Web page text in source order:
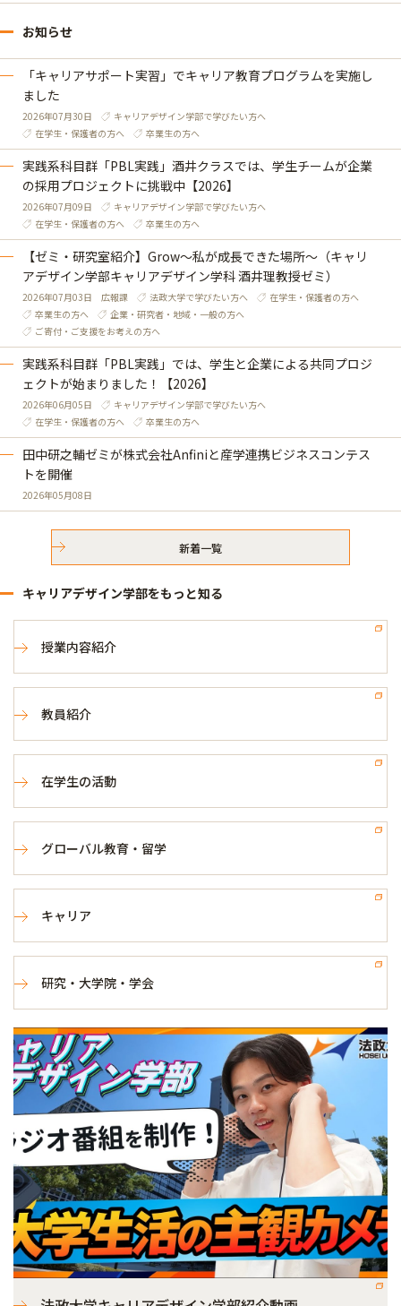
お知らせ
「キャリアサポート実習」でキャリア教育プログラムを実施し
ました
2026年07月30日
キャリアデザイン学部で学びたい方へ
在学生・保護者の方へ
卒業生の方へ
実践系科目群「PBL実践」酒井クラスでは、学生チームが企業
の採用プロジェクトに挑戦中【2026】
2026年07月09日
キャリアデザイン学部で学びたい方へ
在学生・保護者の方へ
卒業生の方へ
【ゼミ・研究室紹介】Grow～私が成長できた場所～（キャリ
アデザイン学部キャリアデザイン学科 酒井理教授ゼミ）
2026年07月03日 広報課 法政大学で学びたい方へ
在学生・保護者の方へ
卒業生の方へ
企業・研究者・地域・一般の方へ
ご寄付・ご支援をお考えの方へ
実践系科目群「PBL実践」では、学生と企業による共同プロジ
ェクトが始まりました！【2026】
2026年06月05日
キャリアデザイン学部で学びたい方へ
在学生・保護者の方へ
卒業生の方へ
田中研之輔ゼミが株式会社Anfiniと産学連携ビジネスコンテス
トを開催
2026年05月08日
新着一覧
キャリアデザイン学部をもっと知る
授業内容紹介
教員紹介
在学生の活動
グローバル教育・留学
キャリア
研究・大学院・学会